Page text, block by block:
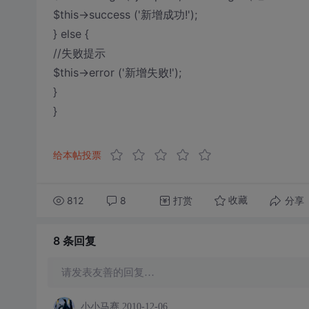
$this->success ('新增成功!');
} else {
//失败提示
$this->error ('新增失败!');
}
}
给本帖投票
812 8 打赏 收藏 分享
8 条回复
请发表友善的回复…
小小马赛 2010-12-06